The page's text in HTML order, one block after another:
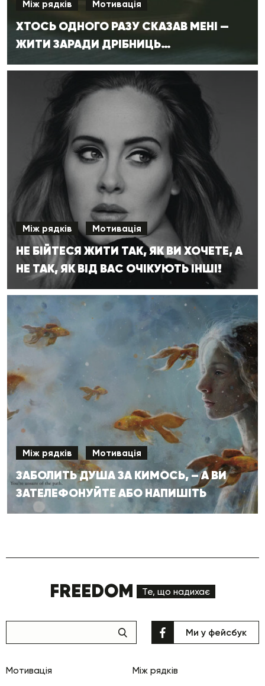
Між рядків Мотивація
ХТОСЬ ОДНОГО РАЗУ СКАЗАВ МЕНІ —
ЖИТИ ЗАРАДИ ДРІБНИЦЬ…
Між рядків Мотивація
НЕ БІЙТЕСЯ ЖИТИ ТАК, ЯК ВИ ХОЧЕТЕ, А
НЕ ТАК, ЯК ВІД ВАС ОЧІКУЮТЬ ІНШІ!
Між рядків Мотивація
ЗАБОЛИТЬ ДУША ЗА КИМОСЬ, – А ВИ
ЗАТЕЛЕФОНУЙТЕ АБО НАПИШІТЬ
FREEDOM Те, що надихає
Мотивація Між рядків
Ми у фейсбук